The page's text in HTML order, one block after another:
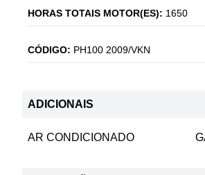
HORAS TOTAIS MOTOR(ES): 1650
CÓDIGO: PH100 2009/VKN
ADICIONAIS
AR CONDICIONADO